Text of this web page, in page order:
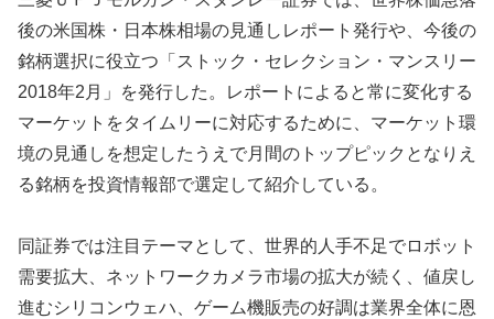
後の米国株・日本株相場の見通しレポート発行や、今後の
銘柄選択に役立つ「ストック・セレクション・マンスリー
2018年2月」を発行した。レポートによると常に変化する
マーケットをタイムリーに対応するために、マーケット環
境の見通しを想定したうえで月間のトップピックとなりえ
る銘柄を投資情報部で選定して紹介している。
同証券では注目テーマとして、世界的人手不足でロボット
需要拡大、ネットワークカメラ市場の拡大が続く、値戻し
進むシリコンウェハ、ゲーム機販売の好調は業界全体に恩